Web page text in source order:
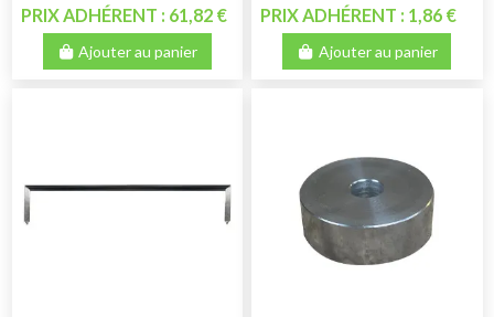
PRIX ADHÉRENT : 61,82 €
Ajouter au panier
PRIX ADHÉRENT : 1,86 €
Ajouter au panier